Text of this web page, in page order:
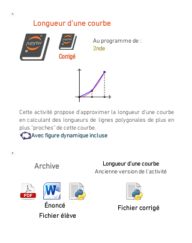
Longueur d'une courbe
Corrigé
Au programme de :
2nde
Cette activité propose d'approximer la longueur d'une courbe
en calculant des longueurs de lignes polygonales de plus en
plus "proches" de cette courbe.
Avec figure dynamique incluse
Archive
Longueur d'une courbe
Ancienne version de l'activité
Énoncé
Fichier corrigé
Fichier élève